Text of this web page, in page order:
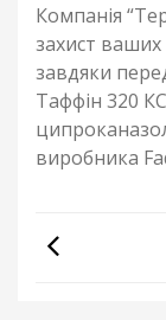
Компанія
захист
завдяки
Таффін 320
виробника